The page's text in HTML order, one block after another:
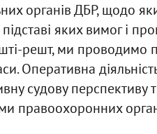
органів ДБР, щодо
підставі яких вимог і
решт, ми проводимо
Оперативна
судову перспективу
правоохоронних